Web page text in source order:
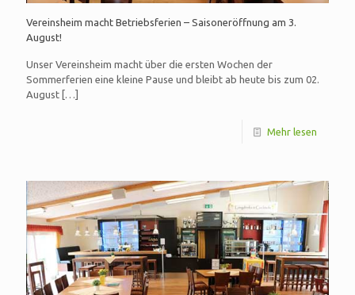
Vereinsheim macht Betriebsferien – Saisoneröffnung am 3.
August!
Unser Vereinsheim macht über die ersten Wochen der
Sommerferien eine kleine Pause und bleibt ab heute bis zum 02.
August […]
Mehr lesen